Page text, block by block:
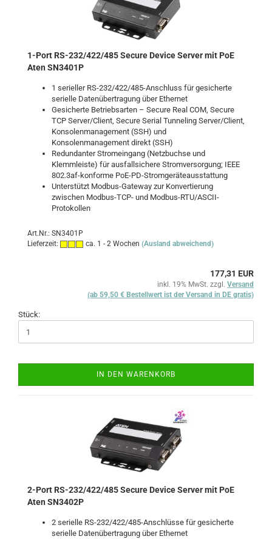
1-Port RS-232/422/485 Secure Device Server mit PoE
Aten SN3401P
1 serieller RS-232/422/485-Anschluss für gesicherte
serielle Datenübertragung über Ethernet
Gesicherte Betriebsarten – Secure Real COM, Secure
TCP Server/Client, Secure Serial Tunneling Server/Client,
Konsolenmanagement (SSH) und
Konsolenmanagement direkt (SSH)
Redundanter Stromeingang (Netzbuchse und
Klemmleiste) für ausfallsichere Stromversorgung; IEEE
802.3af-konforme PoE-PD-Stromgeräteausstattung
Unterstützt Modbus-Gateway zur Konvertierung
zwischen Modbus-TCP- und Modbus-RTU/ASCII-
Protokollen
Art.Nr.: SN3401P
Lieferzeit:
ca. 1 - 2 Wochen (Ausland abweichend)
177,31 EUR
inkl. 19% MwSt. zzgl. Versand
(ab 59,50 € Bestellwert ist der Versand in DE gratis)
Stück:
IN DEN WARENKORB
2-Port RS-232/422/485 Secure Device Server mit PoE
Aten SN3402P
2 serielle RS-232/422/485-Anschlüsse für gesicherte
serielle Datenübertragung über Ethernet